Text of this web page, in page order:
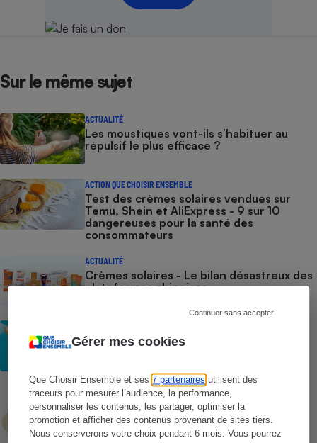
Gérer mes cookies
Que Choisir Ensemble et ses7 partenaires utilisent des
traceurs pour mesurer l’audience, la performance,
personnaliser les contenus, les partager, optimiser la
promotion et afficher des contenus provenant de sites tiers.
Nous conserverons votre choix pendant 6 mois. Vous pourrez
Continuer sans accepter
Sur le même sujet
ACTUALITÉ
Les moustiques vont-ils s’habituer au
répulsif le plus efficace ?
ACTION QUE CHOISIR ENSEMBLE
Test des crèmes solaires vendues sur
Temu, Shein et AliExpress - 9 sur 10
dangereuses pour la santé des
consommateurs
ACTUALITÉ
Crèmes solaires - Le bilan désastreux des
plateformes chinoises
Crèmes solaires - Les logos à la loupe
COMMENT NOUS TESTONS
Crèmes solaires - Le protocole